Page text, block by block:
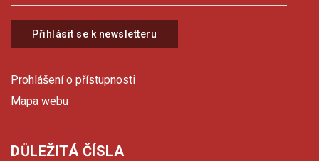
Přihlásit se k newsletteru
Prohlášení o přístupnosti
Mapa webu
DŮLEŽITÁ ČÍSLA